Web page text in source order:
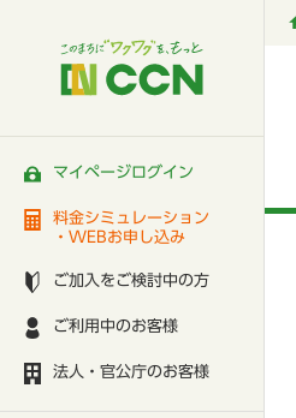
マイページログイン
料金シミュレーション
・WEBお申し込み
ご加入をご検討中の方
ご利用中のお客様
法人・官公庁のお客様